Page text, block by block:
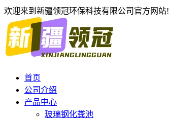
欢迎来到新疆领冠环保科技有限公司官方网站!
首页
公司介绍
产品中心
玻璃钢化粪池